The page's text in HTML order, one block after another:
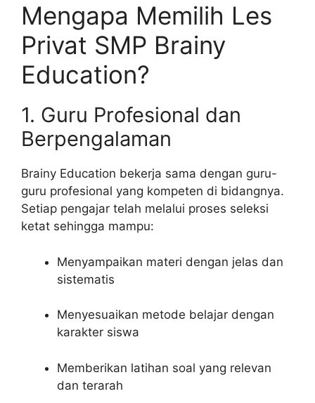
Mengapa Memilih Les
Privat SMP Brainy
Education?
1. Guru Profesional dan
Berpengalaman
Brainy Education bekerja sama dengan guru-
guru profesional yang kompeten di bidangnya.
Setiap pengajar telah melalui proses seleksi
ketat sehingga mampu:
Menyampaikan materi dengan jelas dan
sistematis
Menyesuaikan metode belajar dengan
karakter siswa
Memberikan latihan soal yang relevan
dan terarah